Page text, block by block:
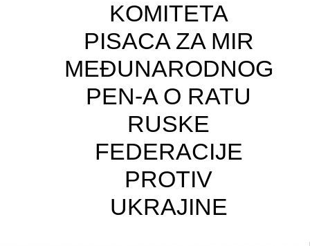
KOMITETA
PISACA ZA MIR
MEĐUNARODNOG
PEN-A O RATU
RUSKE
FEDERACIJE
PROTIV
UKRAJINE